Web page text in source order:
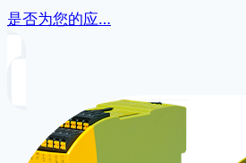
是否为您的应…